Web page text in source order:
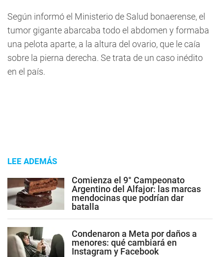
Según informó el Ministerio de Salud bonaerense, el
tumor gigante abarcaba todo el abdomen y formaba
una pelota aparte, a la altura del ovario, que le caía
sobre la pierna derecha. Se trata de un caso inédito
en el país.
LEE ADEMÁS
Comienza el 9° Campeonato
Argentino del Alfajor: las marcas
mendocinas que podrían dar
batalla
Condenaron a Meta por daños a
menores: qué cambiará en
Instagram y Facebook